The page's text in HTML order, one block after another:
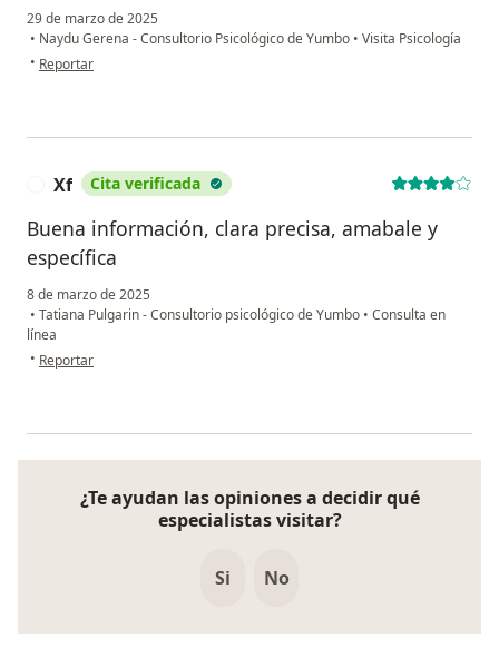
29 de marzo de 2025
• Naydu Gerena - Consultorio Psicológico de Yumbo • Visita Psicología
• en opinión del usuario Leydi Serna
Reportar
Xf Cita verificada
Buena información, clara precisa, amabale y
específica
8 de marzo de 2025
• Tatiana Pulgarin - Consultorio psicológico de Yumbo • Consulta en
línea
• en opinión del usuario Xf
Reportar
¿Te ayudan las opiniones a decidir qué
especialistas visitar?
Si No